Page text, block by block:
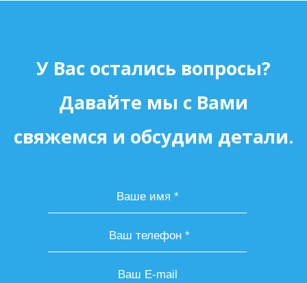
У Вас остались вопросы?
Давайте мы с Вами
свяжемся и обсудим детали.